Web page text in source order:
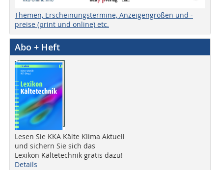
Themen, Erscheinungstermine, Anzeigengrößen und -
preise (print und online) etc.
Abo + Heft
Lesen Sie KKA Kälte Klima Aktuell
und sichern Sie sich das
Lexikon Kältetechnik gratis dazu!
Details